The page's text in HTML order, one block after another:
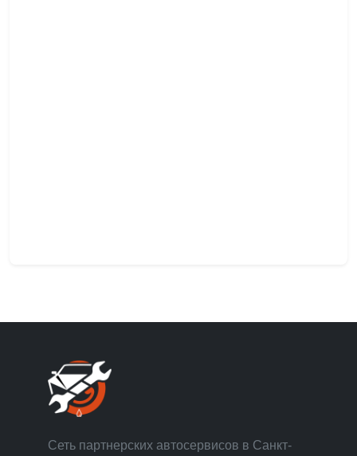
Сеть партнерских автосервисов в Санкт-